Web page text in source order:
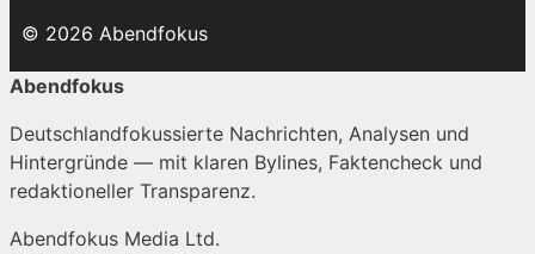
© 2026 Abendfokus
Abendfokus
Deutschlandfokussierte Nachrichten, Analysen und
Hintergründe — mit klaren Bylines, Faktencheck und
redaktioneller Transparenz.
Abendfokus Media Ltd.